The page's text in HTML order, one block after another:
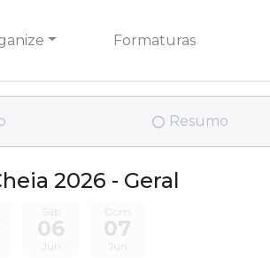
Formaturas
Resumo
2026 - Geral
Sáb
06
Jun
Dom
07
Jun